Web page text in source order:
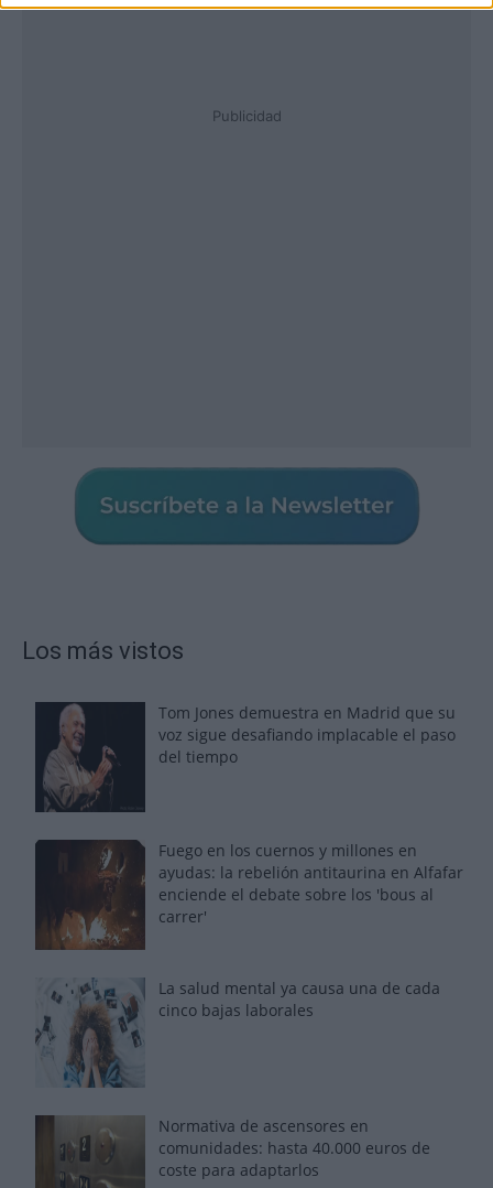
Publicidad
Los más vistos
Tom Jones demuestra en Madrid que su
voz sigue desafiando implacable el paso
del tiempo
Fuego en los cuernos y millones en
ayudas: la rebelión antitaurina en Alfafar
enciende el debate sobre los 'bous al
carrer'
La salud mental ya causa una de cada
cinco bajas laborales
Normativa de ascensores en
comunidades: hasta 40.000 euros de
coste para adaptarlos